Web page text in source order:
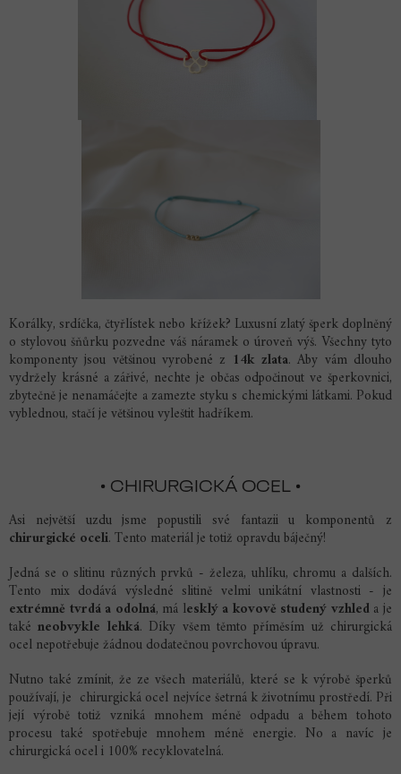
Korálky, srdíčka, čtyřlístek nebo křížek? Luxusní zlatý šperk doplněný
o stylovou šňůrku pozvedne váš náramek o úroveň výš. Všechny tyto
komponenty jsou většinou vyrobené z 14k zlata. Aby vám dlouho
vydržely krásné a zářivé, nechte je občas odpočinout ve šperkovnici,
zbytečně je nenamáčejte a zamezte styku s chemickými látkami. Pokud
vyblednou, stačí je většinou vyleštit hadříkem.
• CHIRURGICKÁ OCEL •
Asi největší uzdu jsme popustili své fantazii u komponentů z
chirurgické oceli. Tento materiál je totiž opravdu báječný!
Jedná se o slitinu různých prvků - železa, uhlíku, chromu a dalších.
Tento mix dodává výsledné slitině velmi unikátní vlastnosti - je
extrémně tvrdá a odolná, má lesklý a kovově studený vzhleda je
takéneobvykle lehká. Díky všem těmto příměsím už chirurgická
ocel nepotřebuje žádnou dodatečnou povrchovou úpravu.
Nutno také zmínit, že ze všech materiálů, které se k výrobě šperků
používají, je chirurgická ocel nejvíce šetrná k životnímu prostředí. Při
její výrobě totiž vzniká mnohem méně odpadu a během tohoto
procesu také spotřebuje mnohem méně energie. No a navíc je
chirurgická ocel i 100% recyklovatelná.